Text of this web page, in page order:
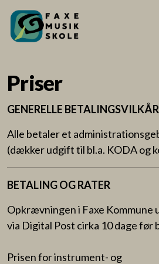
Priser
GENERELLE BETALINGSVILKÅR
Alle betaler et
(dækker udgift til bl.a. KODA og
BETALING OG RATER
Opkrævningen i Faxe Kommune
via Digital Post cirka 10 dage før
Prisen for instrument- og